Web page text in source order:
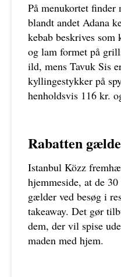
På menukortet finder
blandt andet Adana
kebab beskrives
og lam formet på
ild, mens Tavuk Sis
kyllingestykker på
henholdsvis 116 kr.
Rabatten
Istanbul Közz
hjemmeside, at de
gælder ved besøg i
takeaway. Det gør
dem, der vil spise
maden med hjem.